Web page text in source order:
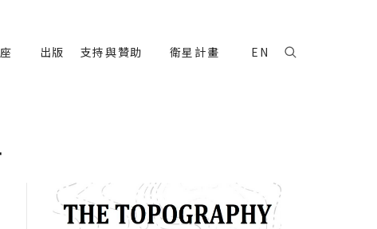
出版 支持與贊助 衛星計畫 EN